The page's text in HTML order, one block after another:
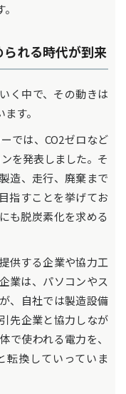
れる時代が到来
く中で、その動きは
す。
では、CO2ゼロなど
を発表しました。そ
造、走行、廃棄まで
指すことを挙げてお
も脱炭素化を求める
供する企業や協力工
業は、パソコンやス
、自社では製造設備
先企業と協力しなが
で使われる電力を、
転換していっていま